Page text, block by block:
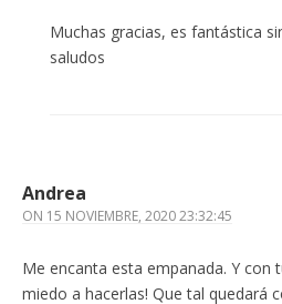
Muchas gracias, es fantástica
saludos
Andrea
ON 15 NOVIEMBRE, 2020 23:32:45
Me encanta esta empanada. Y con
miedo a hacerlas! Que tal quedará